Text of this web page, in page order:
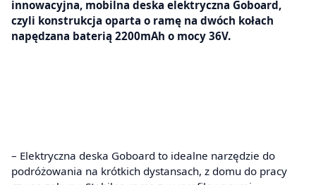
innowacyjna, mobilna deska elektryczna Goboard,
czyli konstrukcja oparta o ramę na dwóch kołach
napędzana baterią 2200mAh o mocy 36V.
– Elektryczna deska Goboard to idealne narzędzie do
podróżowania na krótkich dystansach, z domu do pracy